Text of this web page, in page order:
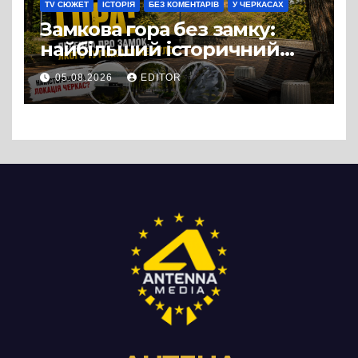
TV СЮЖЕТ ІСТОРІЯ БЕЗ КОМЕНТАРІВ У ЧЕРКАСАХ
Замкова гора без замку:
найбільший історичний
міф Черкас
05.08.2026 EDITOR